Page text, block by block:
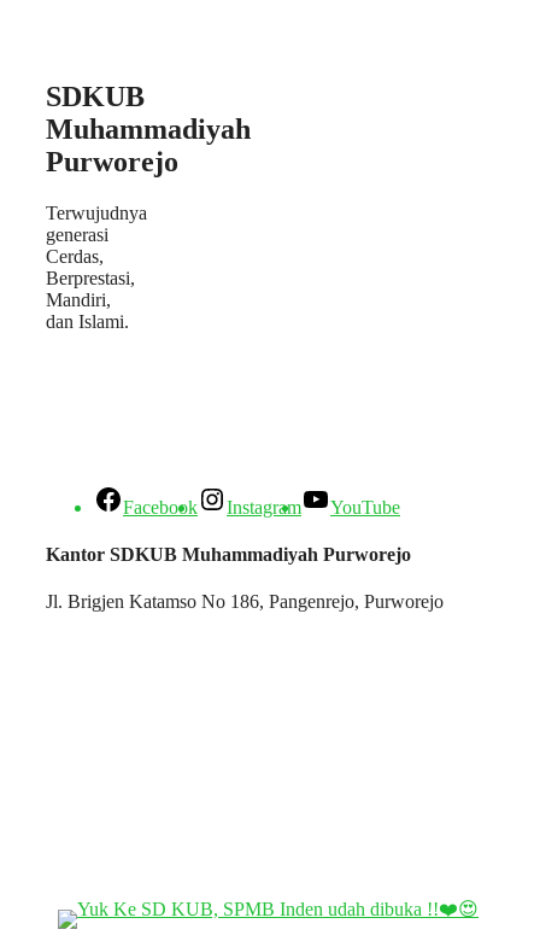
SDKUB
Muhammadiyah
Purworejo
Terwujudnya
generasi
Cerdas,
Berprestasi,
Mandiri,
dan Islami.
Facebook Instagram YouTube
Kantor SDKUB Muhammadiyah Purworejo
Jl. Brigjen Katamso No 186, Pangenrejo, Purworejo